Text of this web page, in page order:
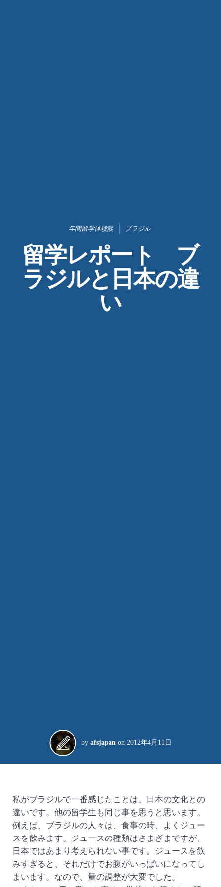
年間留学体験談 ブラジル
留学レポート ブ
ラジルと日本の違
い
by afsjapan on 2012年4月11日
私がブラジルで一番感じたことは、日本の文化との
違いです。他の留学生も同じ事を思うと思います。
例えば、ブラジルの人々は、食事の時、よくジュー
スを飲みます。ジュースの種類はさまざまですが、
日本ではあまり考えられない事です。ジュースを飲
みすぎると、それだけでお腹がいっぱいになってし
まいます。なので、量の調整が大変でした。